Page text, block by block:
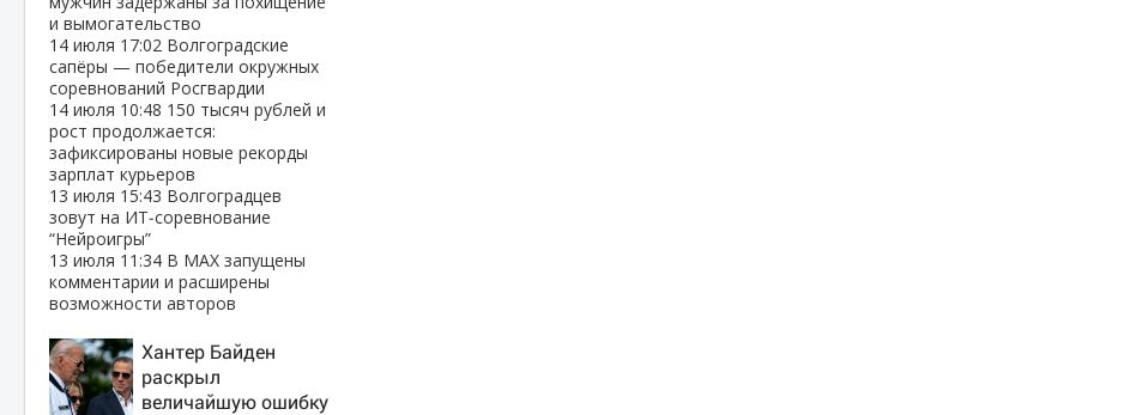
и вымогательство
14 июля 17:02 Волгоградские
сапёры — победители окружных
соревнований Росгвардии
14 июля 10:48 150 тысяч рублей и
рост продолжается:
зафиксированы новые рекорды
зарплат курьеров
13 июля 15:43 Волгоградцев
зовут на ИТ‑соревнование
“Нейроигры”
13 июля 11:34 В МАХ запущены
комментарии и расширены
возможности авторов
Хантер Байден
раскрыл
величайшую ошибку